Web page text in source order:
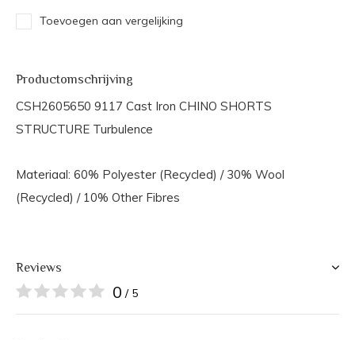
Toevoegen aan vergelijking
Productomschrijving
CSH2605650 9117 Cast Iron CHINO SHORTS
STRUCTURE Turbulence
Materiaal: 60% Polyester (Recycled) / 30% Wool
(Recycled) / 10% Other Fibres
Reviews
0 / 5